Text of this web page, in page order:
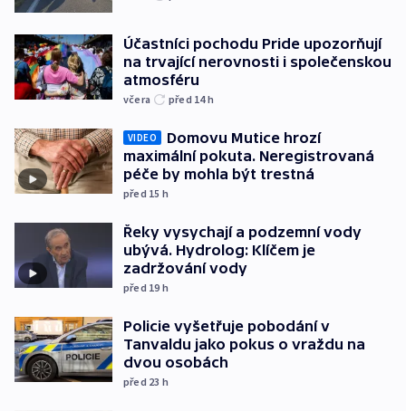
Účastníci pochodu Pride upozorňují
na trvající nerovnosti i společenskou
atmosféru
včera před 14h
VIDEO
Domovu Mutice hrozí
maximální pokuta. Neregistrovaná
péče by mohla být trestná
před 15 h
Řeky vysychají a podzemní vody
ubývá. Hydrolog: Klíčem je
zadržování vody
před 19 h
Policie vyšetřuje pobodání v
Tanvaldu jako pokus o vraždu na
dvou osobách
před 23 h